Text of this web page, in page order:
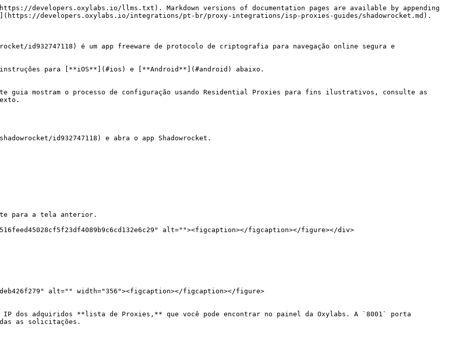
developers.oxylabs.io/llms.txt). Markdown versions of documentation pages are available by appending
developers.oxylabs.io/integrations/pt-br/proxy-integrations/isp-proxies-guides/shadowrocket.md).
id932747118) é um app freeware de protocolo de criptografia para navegação online segura e
instruções para [**iOS**](#ios) e [**Android**](#android) abaixo.
guia mostram o processo de configuração usando Residential Proxies para fins ilustrativos, consulte as
id932747118) e abra o app Shadowrocket.
para a tela anterior.
alt=""><figcaption></figcaption></figure></div>
alt="" width="356"><figcaption></figcaption></figure>
dos adquiridos **lista de Proxies,** que você pode encontrar no painel da Oxylabs. A `8001` porta
as solicitações.